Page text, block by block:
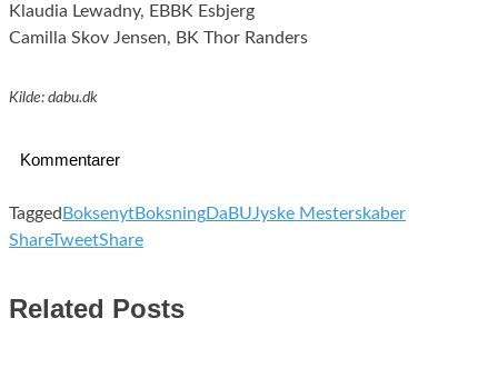
Klaudia Lewadny, EBBK Esbjerg
Camilla Skov Jensen, BK Thor Randers
Kilde: dabu.dk
Kommentarer
Tagged BoksenytBoksningDaBUJyske Mesterskaber
ShareTweetShare
Related Posts